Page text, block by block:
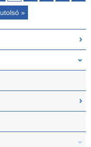
utolsó »